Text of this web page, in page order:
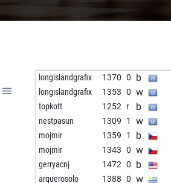
longislandgrafix 1370 0 b
longislandgrafix 1353 0 w
topkott 1252 r b
nestpasun 1309 1 w
mojmir 1359 1 b
mojmir 1343 0 w
gerryacnj 1472 0 b
arquerosolo 1388 0 w